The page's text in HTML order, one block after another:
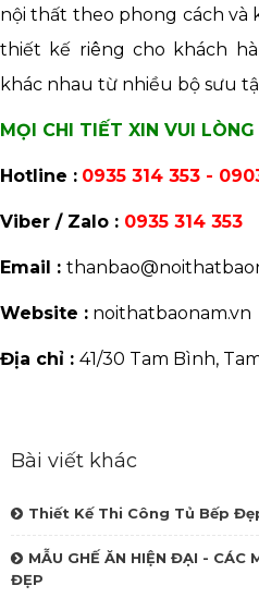
nội thất theo phong cách và
thiết kế riêng cho khách
khác nhau từ nhiều bộ sưu
MỌI CHI TIẾT XIN VUI LÒNG
Hotline : 0935 314 353 -
Viber / Zalo : 0935 314 353
Email :
Website : noithatbaonam.vn
Địa chỉ : 41/30 Tam Bình,
Bài viết khác
Thiết Kế Thi Công Tủ Bếp
MẪU GHẾ ĂN HIỆN ĐẠI - CÁC
ĐẸP